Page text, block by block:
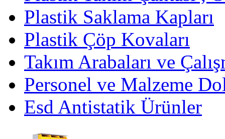
Plastik Saklama Kapları
Plastik Çöp Kovaları
Takım Arabaları ve
Personel ve Malzeme
Esd Antistatik Ürünler